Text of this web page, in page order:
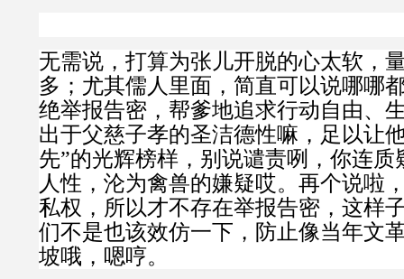
无需说，打算为张儿开脱的心太软，
多；尤其儒人里面，简直可以说哪哪
绝举报告密，帮爹地追求行动自由、
出于父慈子孝的圣洁德性嘛，足以让
先”的光辉榜样，别说谴责咧，你连
人性，沦为禽兽的嫌疑哎。再个说啦
私权，所以才不存在举报告密，这样
们不是也该效仿一下，防止像当年文
坡哦，嗯哼。